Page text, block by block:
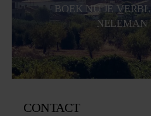
BOEK NU JE
NELEMAN
CONTACT